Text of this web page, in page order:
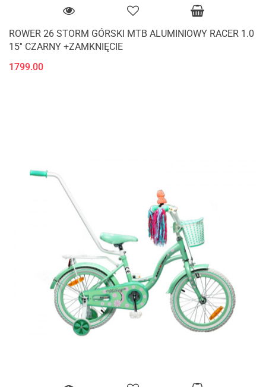
ROWER 26 STORM GÓRSKI MTB ALUMINIOWY RACER 1.0
15'' CZARNY +ZAMKNIĘCIE
1799.00